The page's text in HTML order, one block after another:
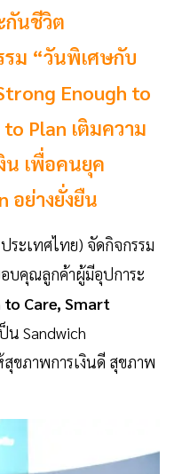
กันชีวิต
รม “วันพิเศษกับ
Enough to
Plan เติมความ
น เพื่อคนยุค
อย่างยั่งยืน
ระเทศไทย) จัดกิจกรรม
บคุณลูกค้าผู้มีอุปการะ
Care, Smart
น Sandwich
ขภาพการเงินดี สุขภาพ